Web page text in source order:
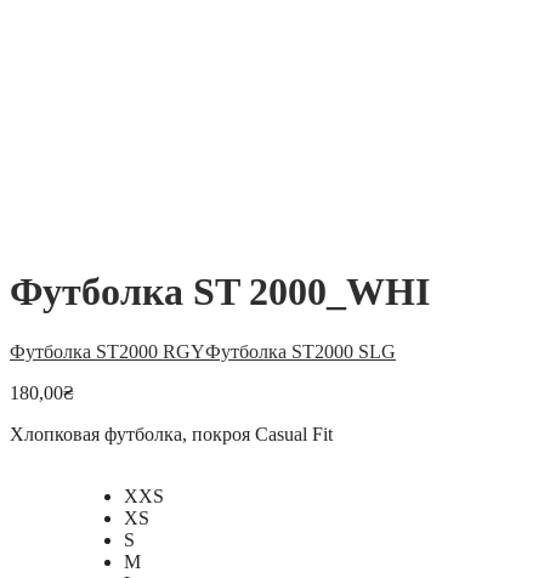
Футболка ST 2000_WHI
Футболка ST2000 RGYФутболка ST2000 SLG
180,00₴
Хлопковая футболка, покроя Casual Fit
XXS
XS
S
M